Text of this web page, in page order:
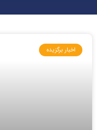
اخبار برگزیده